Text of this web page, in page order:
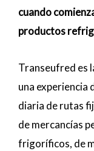
cuando
productos
Transeufred es
una experiencia
diaria de rutas
de mercancías
frigoríficos, de